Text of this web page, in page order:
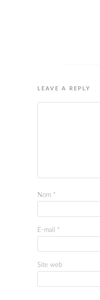
LEAVE A REPLY
Nom *
E-mail *
Site web